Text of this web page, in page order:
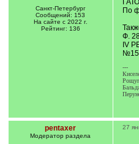
Санкт-Петербург
Сообщений: 153
На сайте с 2022 г.
Рейтинг: 136
По
Ф.
IV
---
pentaxer
Модератор раздела
27